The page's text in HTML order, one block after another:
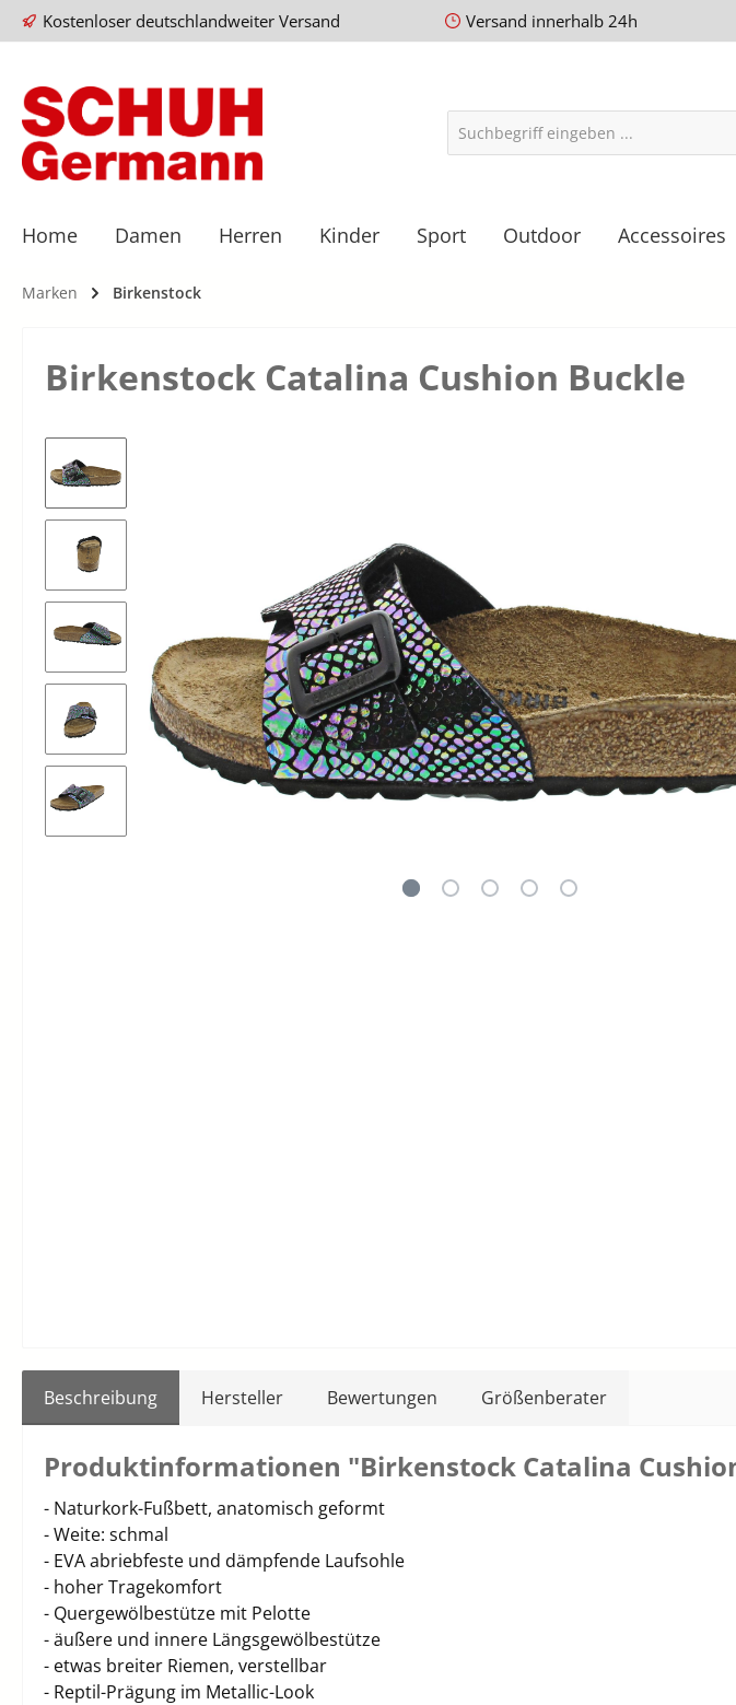
Kostenloser deutschlandweiter Versand Versand innerhalb 24h
Home Damen Herren Kinder Sport Outdoor Accessoires
Marken Birkenstock
Birkenstock Catalina Cushion Buckle
Beschreibung Hersteller Bewertungen Größenberater
Produktinformationen "Birkenstock Catalina
- Naturkork-Fußbett, anatomisch geformt
- Weite: schmal
- EVA abriebfeste und dämpfende Laufsohle
- hoher Tragekomfort
- Quergewölbestütze mit Pelotte
- äußere und innere Längsgewölbestütze
- etwas breiter Riemen, verstellbar
- Reptil-Prägung im Metallic-Look